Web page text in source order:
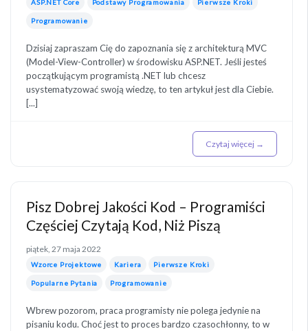
ASP.NET Core Podstawy Programowania Pierwsze Kroki
Programowanie
Dzisiaj zapraszam Cię do zapoznania się z architekturą MVC
(Model-View-Controller) w środowisku ASP.NET. Jeśli jesteś
początkującym programistą .NET lub chcesz
usystematyzować swoją wiedzę, to ten artykuł jest dla Ciebie.
[...]
Czytaj więcej →
Pisz Dobrej Jakości Kod – Programiści
Częściej Czytają Kod, Niż Piszą
piątek, 27 maja 2022
Wzorce Projektowe Kariera Pierwsze Kroki
Popularne Pytania Programowanie
Wbrew pozorom, praca programisty nie polega jedynie na
pisaniu kodu. Choć jest to proces bardzo czasochłonny, to w